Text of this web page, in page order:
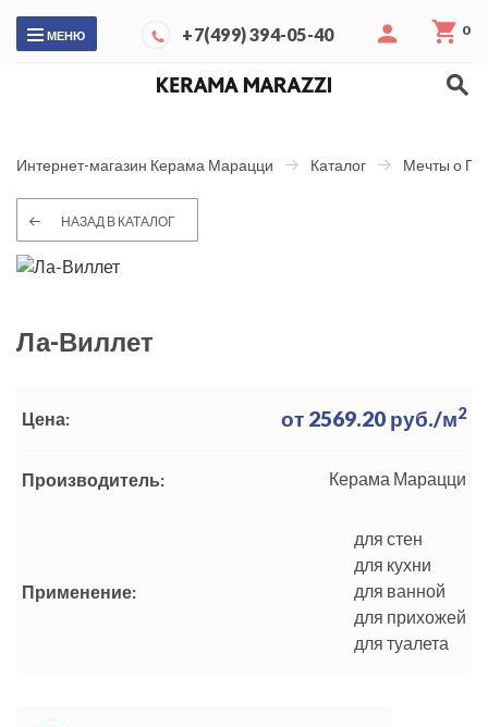
МЕНЮ +7(499) 394-05-40 0
Интернет-магазин Керама Марацци Каталог Мечты о
НАЗАД В КАТАЛОГ
Ла-Виллет
Цена: от 2569.20 руб./м2
Производитель: Керама Марацци
Применение:
для стен
для кухни
для ванной
для прихожей
для туалета